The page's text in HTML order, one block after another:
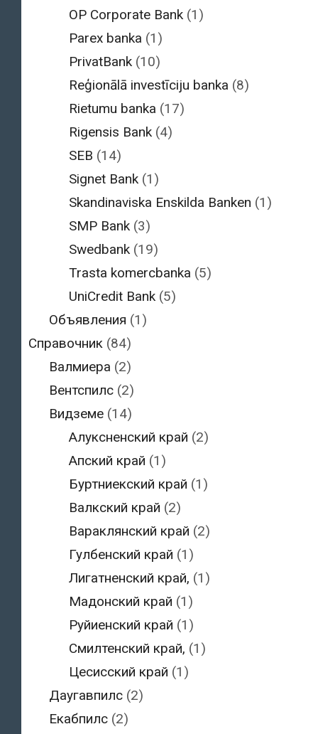
OP Corporate Bank (1)
Parex banka (1)
PrivatBank (10)
Reģionālā investīciju banka (8)
Rietumu banka (17)
Rigensis Bank (4)
SEB (14)
Signet Bank (1)
Skandinaviska Enskilda Banken (1)
SMP Bank (3)
Swedbank (19)
Trasta komercbanka (5)
UniCredit Bank (5)
Объявления (1)
Справочник (84)
Валмиера (2)
Вентспилс(2)
Видземе(14)
Алуксненский край (2)
Апский край (1)
Буртниекский край (1)
Валкский край (2)
Вараклянский край (2)
Гулбенский край (1)
Лигатненский край, (1)
Мадонский край (1)
Руйиенский край (1)
Смилтенский край, (1)
Цесисский край (1)
Даугавпилс(2)
Екабпилс(2)